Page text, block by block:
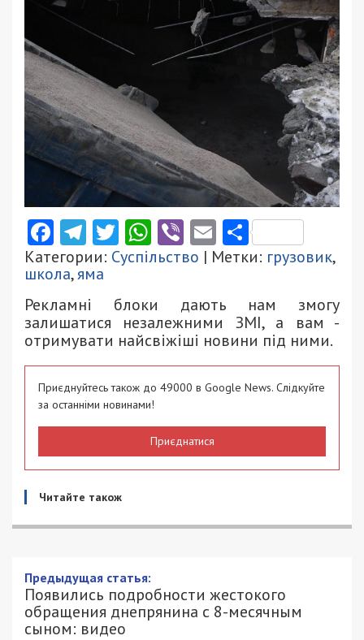
Facebook
Telegram
Twitter
WhatsApp
ViberEmail
Категории: Суспільство | Метки: грузовик,
школа,яма
Рекламні блоки дають нам змогу
залишатися незалежними ЗМІ, а вам -
отримувати найсвіжіші новини під ними.
Приєднуйтесь також до 49000 в Google News. Слідкуйте
за останніми новинами!
Приєднатися
Читайте також
Предыдущая статья:
Появились подробности жестокого
обращения днепрянина с 8-месячным
сыном: видео